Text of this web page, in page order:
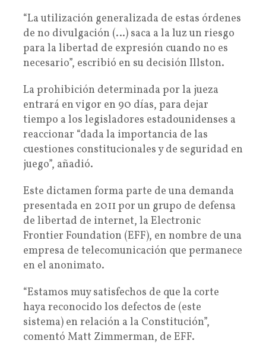
“La utilización generalizada de estas órdenes
de no divulgación (…) saca a la luz un riesgo
para la libertad de expresión cuando no es
necesario”, escribió en su decisión Illston.
La prohibición determinada por la jueza
entrará en vigor en 90 días, para dejar
tiempo a los legisladores estadounidenses a
reaccionar “dada la importancia de las
cuestiones constitucionales y de seguridad en
juego”, añadió.
Este dictamen forma parte de una demanda
presentada en 2011 por un grupo de defensa
de libertad de internet, la Electronic
Frontier Foundation (EFF), en nombre de una
empresa de telecomunicación que permanece
en el anonimato.
“Estamos muy satisfechos de que la corte
haya reconocido los defectos de (este
sistema) en relación a la Constitución”,
comentó Matt Zimmerman, de EFF.